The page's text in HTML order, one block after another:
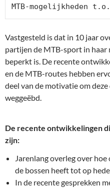
MTB-mogelijkheden
Vastgesteld is dat in 10 jaar
partijen de MTB-sport in haar
beperkt is. De recente
en de MTB-routes hebben
deel van de motivatie om
weggeëbd.
De recente ontwikkelingen
zijn:
Jarenlang overleg over
de bossen heeft tot op
In de recente gesprekken